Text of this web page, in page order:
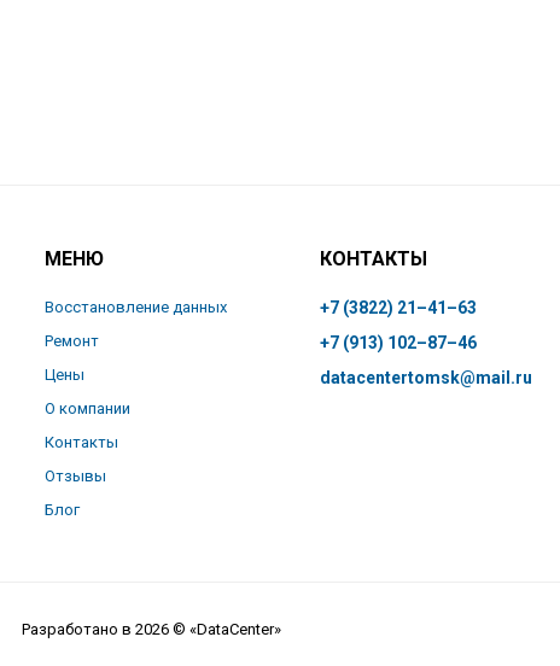
МЕНЮ
Восстановление данных
Ремонт
Цены
О компании
Контакты
Отзывы
Блог
КОНТАКТЫ
+7 (3822) 21–41–63
+7 (913) 102–87–46
datacentertomsk@mail.ru
Разработано в 2026 © «DataCenter»